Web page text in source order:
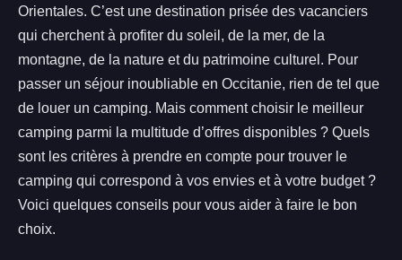
Orientales. C’est une destination prisée des vacanciers
qui cherchent à profiter du soleil, de la mer, de la
montagne, de la nature et du patrimoine culturel. Pour
passer un séjour inoubliable en Occitanie, rien de tel que
de louer un camping. Mais comment choisir le meilleur
camping parmi la multitude d’offres disponibles ? Quels
sont les critères à prendre en compte pour trouver le
camping qui correspond à vos envies et à votre budget ?
Voici quelques conseils pour vous aider à faire le bon
choix.